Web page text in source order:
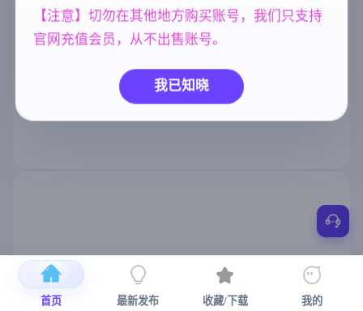
【注意】切勿在其他地方购买账号，我们只支持
官网充值会员，从不出售账号。
我已知晓
首页 最新发布 收藏/下载 我的